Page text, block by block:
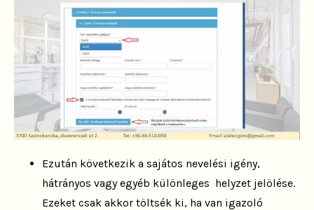
Ezután következik a sajátos nevelési igény,
hátrányos vagy egyéb különleges helyzet jelölése.
Ezeket csak akkor töltsék ki, ha van igazoló